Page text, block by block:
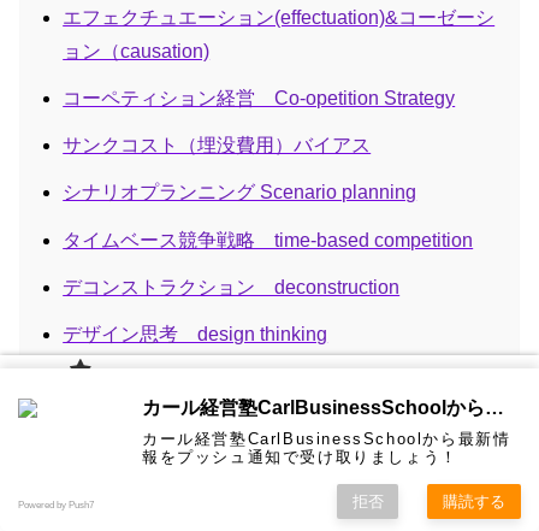
エフェクチュエーション(effectuation)&コーゼーシ
ョン（causation)
コーペティション経営 Co-opetition Strategy
サンクコスト（埋没費用）バイアス
シナリオプランニング Scenario planning
タイムベース競争戦略 time-based competition
デコンストラクション deconstruction
デザイン思考 design thinking
デジュリスタンダード＆デファクトスタンダード
２つの標準化（対義語） 具体例
ネット・プロモーター経営（NPS）Net Promoter
ばれまし
コンサル
ティング
経営学用
語集
認定コン
サルタン
無料メル
マガ！
★カール
経営塾動
お問い合
わせ
★熱海風
水＆グリ
プライバ
カール経営塾CarlBusinessSchoolから通知を受け取る
カール経営塾CarlBusinessSchoolから最新情
報をプッシュ通知で受け取りましょう！
Powered by Push7 拒否 購読する